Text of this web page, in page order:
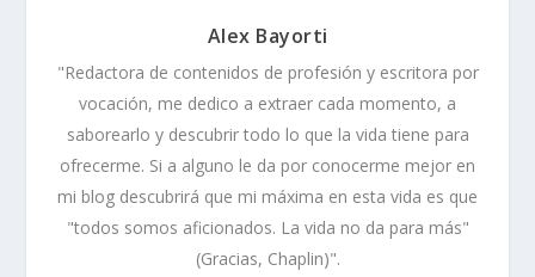
Alex Bayorti
"Redactora de contenidos de profesión y escritora por
vocación, me dedico a extraer cada momento, a
saborearlo y descubrir todo lo que la vida tiene para
ofrecerme. Si a alguno le da por conocerme mejor en
mi blog descubrirá que mi máxima en esta vida es que
"todos somos aficionados. La vida no da para más"
(Gracias, Chaplin)".